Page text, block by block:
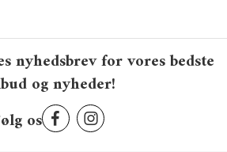
nyhedsbrev for vores bedste
og nyheder!
os